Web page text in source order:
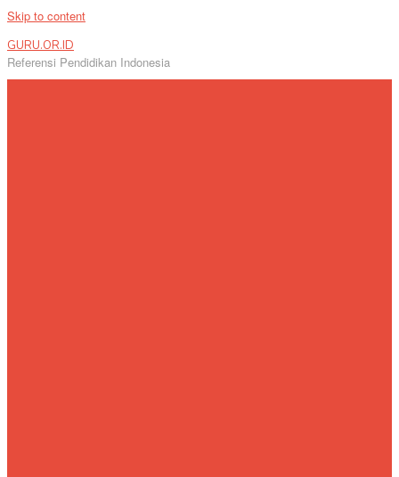
Skip to content
GURU.OR.ID
Referensi Pendidikan Indonesia